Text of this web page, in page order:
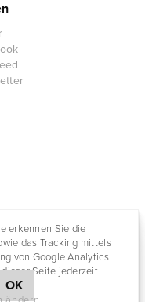
erkennen Sie die
das Tracking mittels
von Google Analytics
Seite jederzeit
OK